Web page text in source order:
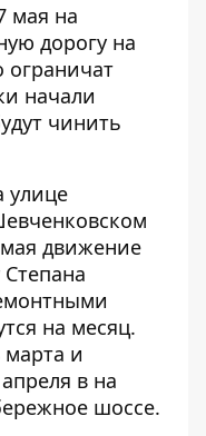
мая на
дорогу на
ограничат
начали
чинить
улице
движение
на месяц.
и
в на
шоссе.